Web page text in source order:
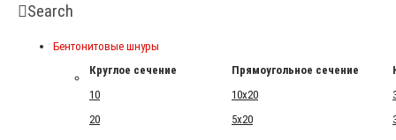
Search
Бентонитовые шнуры
Круглое сечение
Прямоугольное сечение
10
10x20
20
5x20